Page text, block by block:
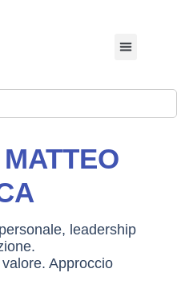
leadership
Approccio